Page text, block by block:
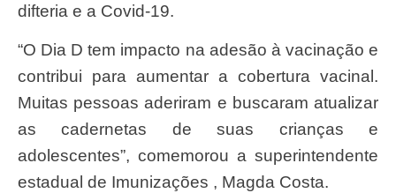
difteria e a Covid-19.
“O Dia D tem impacto na adesão à vacinação e
contribui para aumentar a cobertura vacinal.
Muitas pessoas aderiram e buscaram atualizar
as cadernetas de suas crianças e
adolescentes”, comemorou a superintendente
estadual de Imunizações , Magda Costa.